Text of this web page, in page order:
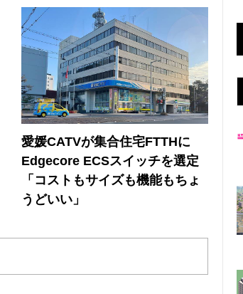
愛媛CATVが集合住宅FTTHに
Edgecore ECSスイッチを選定
「コストもサイズも機能もちょ
うどいい」